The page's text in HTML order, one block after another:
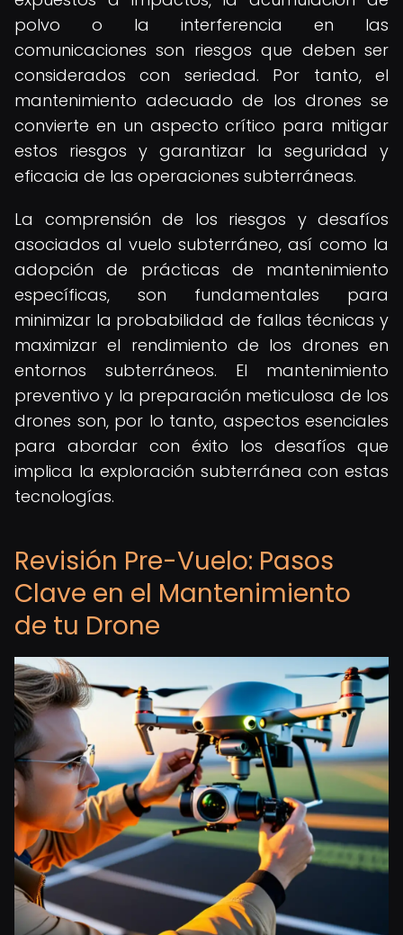
polvo o la interferencia en las
comunicaciones son riesgos que deben ser
considerados con seriedad. Por tanto, el
mantenimiento adecuado de los drones se
convierte en un aspecto crítico para mitigar
estos riesgos y garantizar la seguridad y
eficacia de las operaciones subterráneas.
La comprensión de los riesgos y desafíos
asociados al vuelo subterráneo, así como la
adopción de prácticas de mantenimiento
específicas, son fundamentales para
minimizar la probabilidad de fallas técnicas y
maximizar el rendimiento de los drones en
entornos subterráneos. El mantenimiento
preventivo y la preparación meticulosa de los
drones son, por lo tanto, aspectos esenciales
para abordar con éxito los desafíos que
implica la exploración subterránea con estas
tecnologías.
Revisión Pre-Vuelo: Pasos
Clave en el Mantenimiento
de tu Drone